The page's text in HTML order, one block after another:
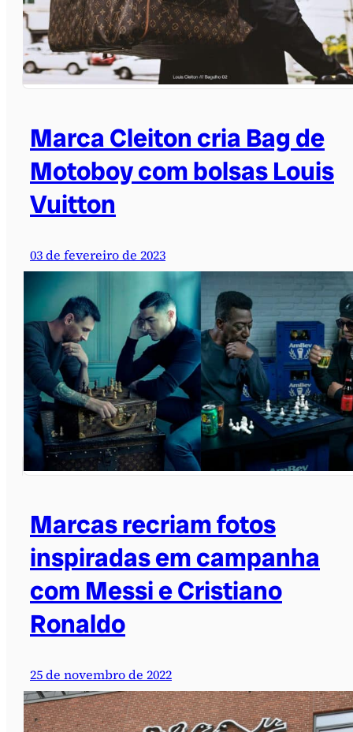
Marca Cleiton cria Bag de
Motoboy com bolsas Louis
Vuitton
03 de fevereiro de 2023
Marcas recriam fotos
inspiradas em campanha
com Messi e Cristiano
Ronaldo
25 de novembro de 2022